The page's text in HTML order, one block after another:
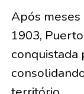
Após meses
1903,
conquistada